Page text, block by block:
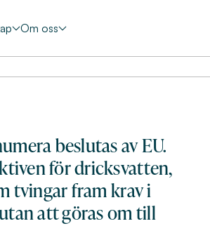
Om oss
beslutas av EU.
för dricksvatten,
tvingar fram krav i
att göras om till